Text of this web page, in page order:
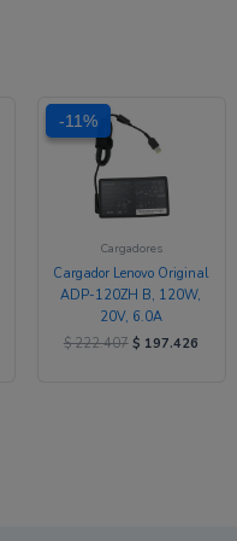
-11%
-11%
Cargadores
Cargador Lenovo Original
ADP-120ZH B, 120W,
20V, 6.0A
$222.407
precio
original
era:
$ 197.426